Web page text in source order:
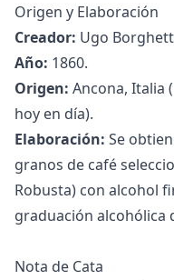
Origen y Elaboración
Creador: Ugo
Año: 1860.
Origen: Ancona, Italia
hoy en día).
Elaboración: Se
granos de café
Robusta) con alcohol
graduación alcohólica
Nota de Cata